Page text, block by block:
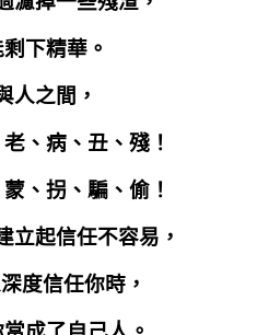
下精華。
人之間，
、病、丑、殘！
、拐、騙、偷！
立起信任不容易，
度信任你時，